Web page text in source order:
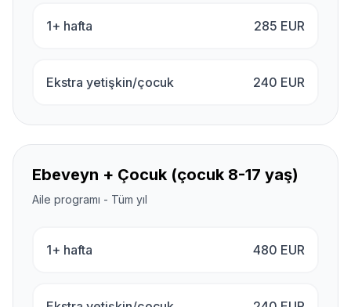
1+ hafta 285 EUR
Ekstra yetişkin/çocuk 240 EUR
Ebeveyn + Çocuk (çocuk 8-17 yaş)
Aile programı - Tüm yıl
1+ hafta 480 EUR